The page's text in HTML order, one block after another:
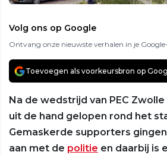
Volg ons op Google
Ontvang onze nieuwste verhalen in je
Toevoegen als voorkeursbron op
Na de wedstrijd van PEC
uit de hand gelopen rond het
Gemaskerde supporters
aan met de politie en daarbij is